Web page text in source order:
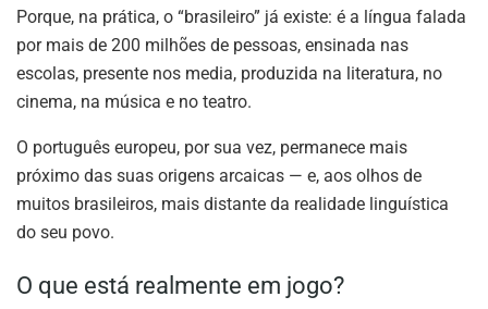
Porque, na prática, o “brasileiro” já existe: é a língua falada
por mais de 200 milhões de pessoas, ensinada nas
escolas, presente nos media, produzida na literatura, no
cinema, na música e no teatro.
O português europeu, por sua vez, permanece mais
próximo das suas origens arcaicas — e, aos olhos de
muitos brasileiros, mais distante da realidade linguística
do seu povo.
O que está realmente em jogo?